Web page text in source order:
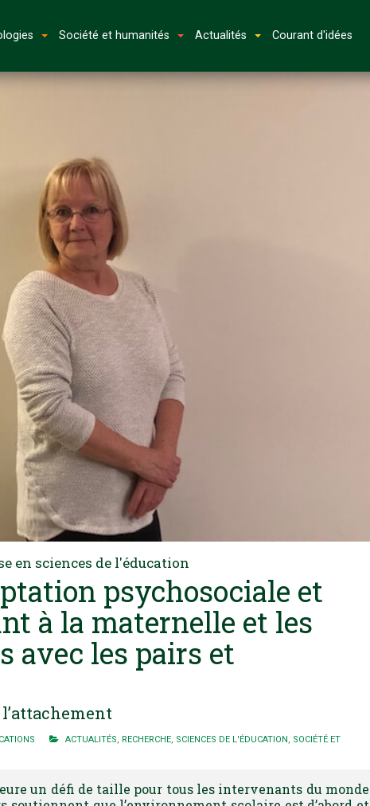
Société et humanités Actualités Courant d'idées
en sciences de l'éducation
psychosociale et
à la maternelle et les
avec les pairs et
ACTUALITÉS RECHERCHE SCIENCES DE L'ÉDUCATION
SOCIÉTÉ ET
un défi de taille pour tous les intervenants du monde